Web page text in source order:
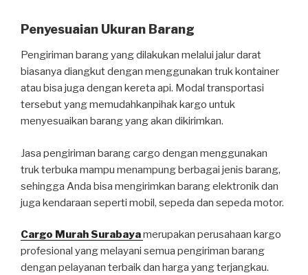
Penyesuaian Ukuran Barang
Pengiriman barang yang dilakukan melalui jalur darat
biasanya diangkut dengan menggunakan truk kontainer
atau bisa juga dengan kereta api. Modal transportasi
tersebut yang memudahkanpihak kargo untuk
menyesuaikan barang yang akan dikirimkan.
Jasa pengiriman barang cargo dengan menggunakan
truk terbuka mampu menampung berbagai jenis barang,
sehingga Anda bisa mengirimkan barang elektronik dan
juga kendaraan seperti mobil, sepeda dan sepeda motor.
Cargo Murah Surabayamerupakan perusahaan kargo
profesional yang melayani semua pengiriman barang
dengan pelayanan terbaik dan harga yang terjangkau.